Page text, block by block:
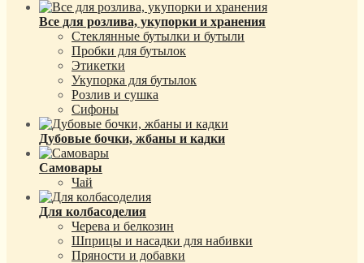
Все для розлива, укупорки и хранения
Стеклянные бутылки и бутыли
Пробки для бутылок
Этикетки
Укупорка для бутылок
Розлив и сушка
Сифоны
Дубовые бочки, жбаны и кадки
Самовары
Чай
Для колбасоделия
Черева и белкозин
Шприцы и насадки для набивки
Пряности и добавки